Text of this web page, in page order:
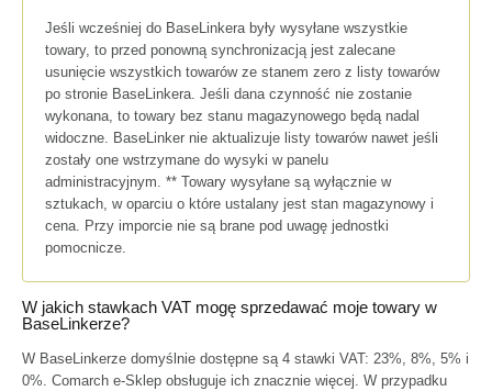
Jeśli wcześniej do BaseLinkera były wysyłane wszystkie
towary, to przed ponowną synchronizacją jest zalecane
usunięcie wszystkich towarów ze stanem zero z listy towarów
po stronie BaseLinkera. Jeśli dana czynność nie zostanie
wykonana, to towary bez stanu magazynowego będą nadal
widoczne. BaseLinker nie aktualizuje listy towarów nawet jeśli
zostały one wstrzymane do wysyki w panelu
administracyjnym. ** Towary wysyłane są wyłącznie w
sztukach, w oparciu o które ustalany jest stan magazynowy i
cena. Przy imporcie nie są brane pod uwagę jednostki
pomocnicze.
W jakich stawkach VAT mogę sprzedawać moje towary w
BaseLinkerze?
W BaseLinkerze domyślnie dostępne są 4 stawki VAT: 23%, 8%, 5% i
0%. Comarch e-Sklep obsługuje ich znacznie więcej. W przypadku